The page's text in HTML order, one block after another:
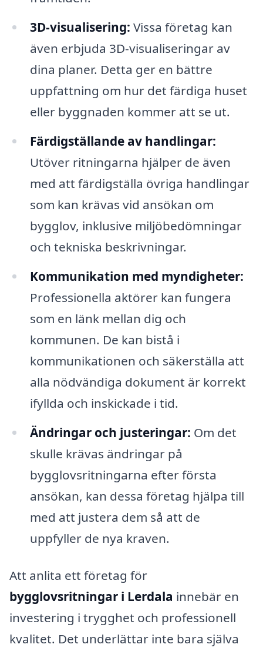
3D-visualisering: Vissa företag kan
även erbjuda 3D-visualiseringar av
dina planer. Detta ger en bättre
uppfattning om hur det färdiga huset
eller byggnaden kommer att se ut.
Färdigställande av handlingar:
Utöver ritningarna hjälper de även
med att färdigställa övriga handlingar
som kan krävas vid ansökan om
bygglov, inklusive miljöbedömningar
och tekniska beskrivningar.
Kommunikation med myndigheter:
Professionella aktörer kan fungera
som en länk mellan dig och
kommunen. De kan bistå i
kommunikationen och säkerställa att
alla nödvändiga dokument är korrekt
ifyllda och inskickade i tid.
Ändringar och justeringar: Om det
skulle krävas ändringar på
bygglovsritningarna efter första
ansökan, kan dessa företag hjälpa till
med att justera dem så att de
uppfyller de nya kraven.
Att anlita ett företag för
bygglovsritningar i Lerdala innebär en
investering i trygghet och professionell
kvalitet. Det underlättar inte bara själva